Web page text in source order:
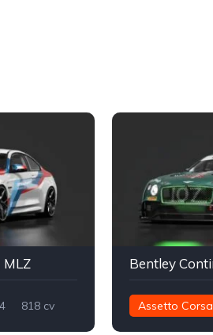
MLZ
818 cv
Assetto Corsa